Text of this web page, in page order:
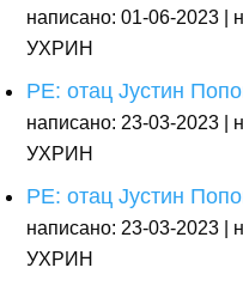
написано: 01-06-2023
УХРИН
РЕ: отац Јустин
написано: 23-03-2023
УХРИН
РЕ: отац Јустин
написано: 23-03-2023
УХРИН